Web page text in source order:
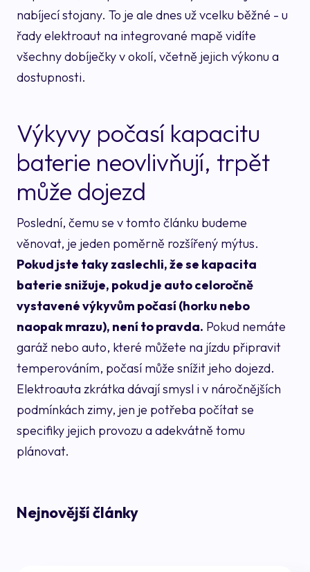
nabíjecí stojany. To je ale dnes už vcelku běžné - u
řady elektroaut na integrované mapě vidíte
všechny dobíječky v okolí, včetně jejich výkonu a
dostupnosti.
Výkyvy počasí kapacitu
baterie neovlivňují, trpět
může dojezd
Poslední, čemu se v tomto článku budeme
věnovat, je jeden poměrně rozšířený mýtus.
Pokud jste taky zaslechli, že se kapacita
baterie snižuje, pokud je auto celoročně
vystavené výkyvům počasí (horku nebo
naopak mrazu), není to pravda. Pokud nemáte
garáž nebo auto, které můžete na jízdu připravit
temperováním, počasí může snížit jeho dojezd.
Elektroauta zkrátka dávají smysl i v náročnějších
podmínkách zimy, jen je potřeba počítat se
specifiky jejich provozu a adekvátně tomu
plánovat.
Nejnovější články